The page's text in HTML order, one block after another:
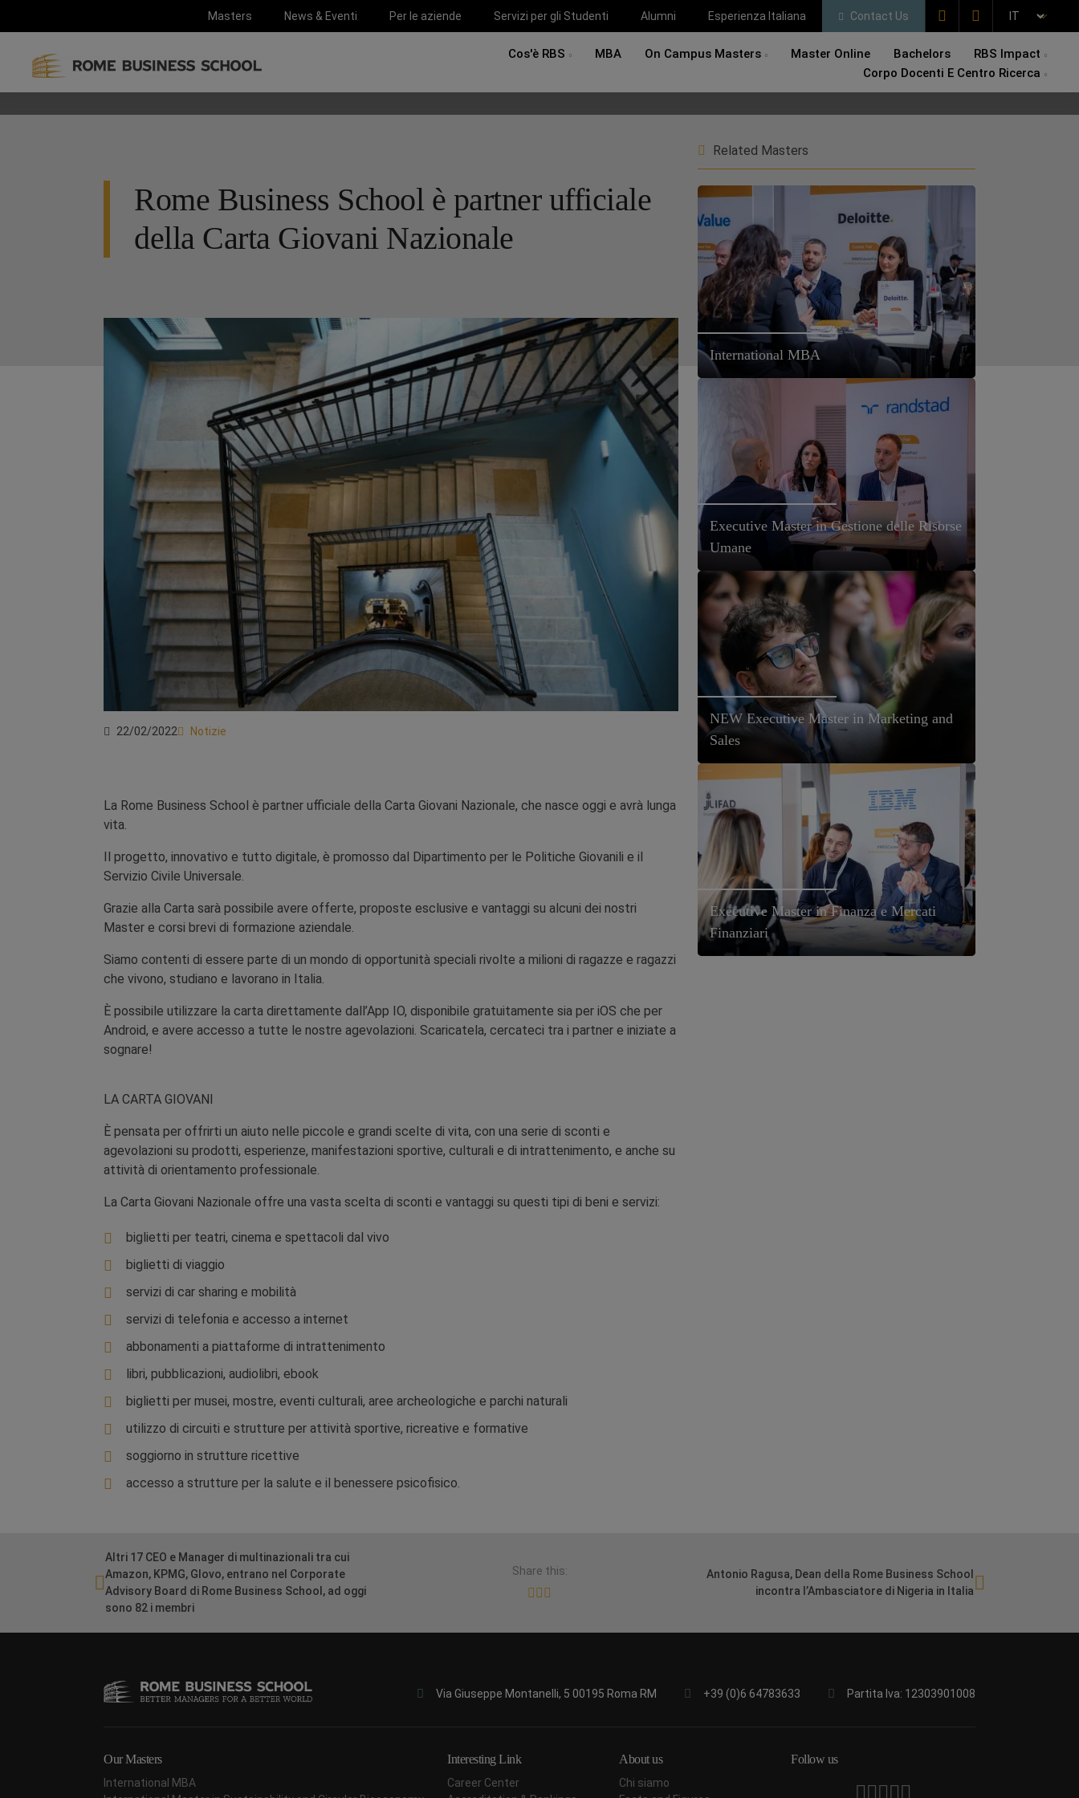
Masters News & Eventi Per le aziende Servizi per gli Studenti Alumni Esperienza Italiana Contact Us
Cos'è RBS MBA On Campus Masters Master Online Bachelors
RBS Impact
Corpo Docenti E Centro Ricerca
Rome Business School è partner ufficiale
della Carta Giovani Nazionale
22/02/2022 Notizie
La Rome Business School è partner ufficiale della Carta Giovani Nazionale, che nasce oggi e avrà lunga
vita.
Il progetto, innovativo e tutto digitale, è promosso dal Dipartimento per le Politiche Giovanili e il
Servizio Civile Universale.
Grazie alla Carta sarà possibile avere offerte, proposte esclusive e vantaggi su alcuni dei nostri
Master e corsi brevi di formazione aziendale.
Siamo contenti di essere parte di un mondo di opportunità speciali rivolte a milioni di ragazze e ragazzi
che vivono, studiano e lavorano in Italia.
È possibile utilizzare la carta direttamente dall’App IO, disponibile gratuitamente sia per iOS che per
Android, e avere accesso a tutte le nostre agevolazioni. Scaricatela, cercateci tra i partner e iniziate a
sognare!
LA CARTA GIOVANI
È pensata per offrirti un aiuto nelle piccole e grandi scelte di vita, con una serie di sconti e
agevolazioni su prodotti, esperienze, manifestazioni sportive, culturali e di intrattenimento, e anche su
attività di orientamento professionale.
La Carta Giovani Nazionale offre una vasta scelta di sconti e vantaggi su questi tipi di beni e servizi:
biglietti per teatri, cinema e spettacoli dal vivo
biglietti di viaggio
servizi di car sharing e mobilità
servizi di telefonia e accesso a internet
abbonamenti a piattaforme di intrattenimento
libri, pubblicazioni, audiolibri, ebook
biglietti per musei, mostre, eventi culturali, aree archeologiche e parchi naturali
utilizzo di circuiti e strutture per attività sportive, ricreative e formative
soggiorno in strutture ricettive
accesso a strutture per la salute e il benessere psicofisico.
Related Masters
International MBA
Executive Master in Gestione delle Risorse
Umane
NEW Executive Master in Marketing and
Sales
Executive Master in Finanza e Mercati
Finanziari
Altri 17 CEO e Manager di multinazionali tra cui
Amazon, KPMG, Glovo, entrano nel Corporate
Advisory Board di Rome Business School, ad oggi
sono 82 i membri
Share this:
Antonio Ragusa, Dean della Rome Business School
incontra l’Ambasciatore di Nigeria in Italia
Via Giuseppe Montanelli, 5 00195 Roma RM +39 (0)6 64783633 Partita Iva: 12303901008
Our Masters
International MBA
Interesting Link
Career Center
About us
Chi siamo
Follow us